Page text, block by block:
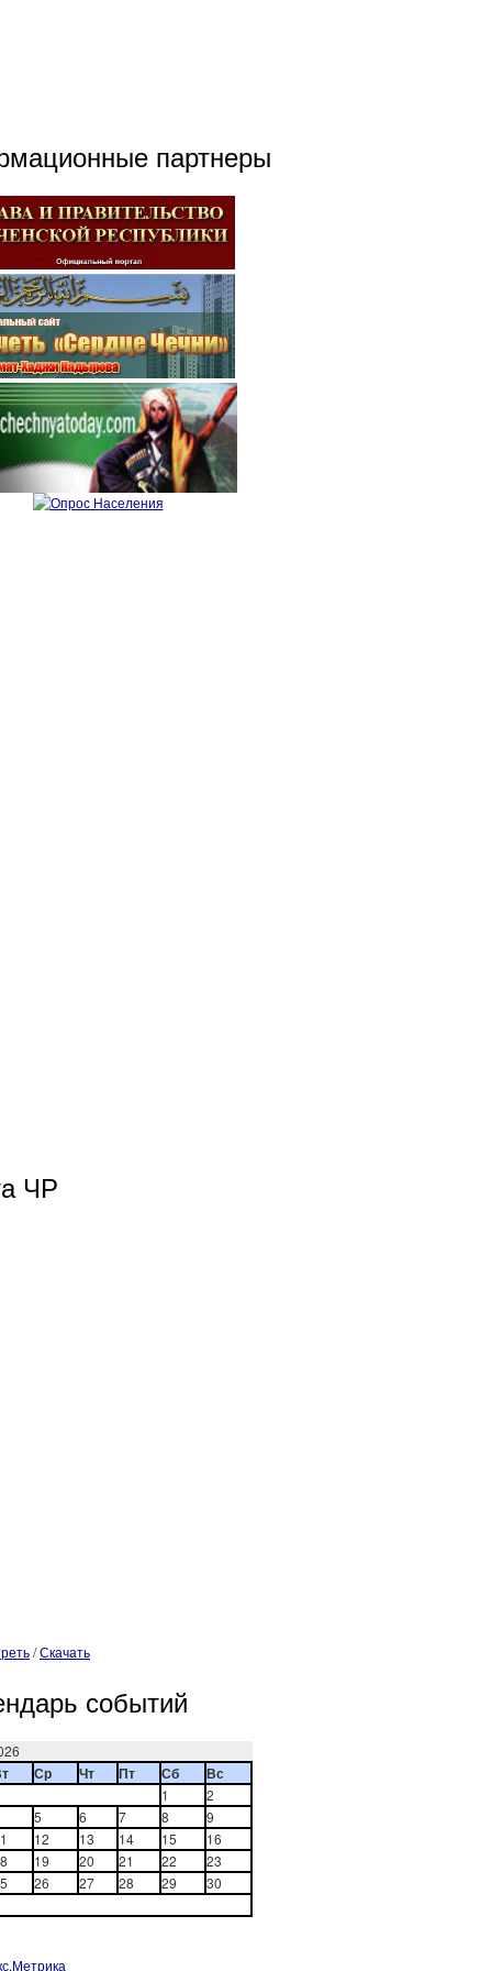
партнеры
ЧР
/Скачать
событий
Ср Чт Пт Сб Вс
1
2
5
6 7 8
9
12 13 14 15
16
19 20 21 22
23
26 27 28 29 30